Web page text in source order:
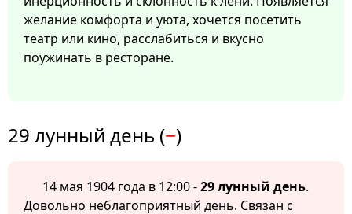
желание комфорта и уюта, хочется посетить
театр или кино, расслабиться и вкусно
поужинать в ресторане.
29 лунный день (−)
14 мая 1904 года в 12:00 -29 лунный день.
Довольно неблагоприятный день. Связан с